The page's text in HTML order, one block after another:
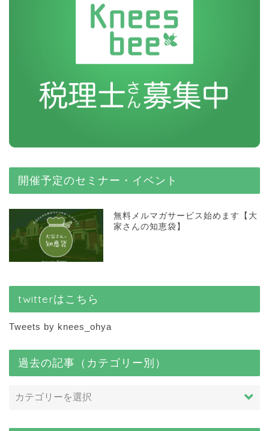
開催予定のセミナー・イベント
無料メルマガサービス始めます【大
家さんの知恵袋】
twitterはこちら
Tweets by knees_ohya
過去の記事（カテゴリー別）